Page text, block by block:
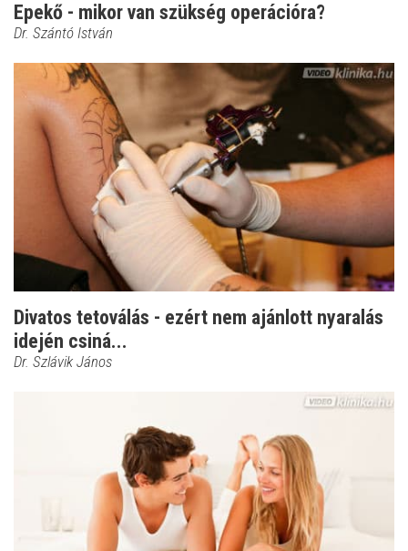
Epekő - mikor van szükség operációra?
Dr. Szántó István
Divatos tetoválás - ezért nem ajánlott nyaralás
idején csiná...
Dr. Szlávik János